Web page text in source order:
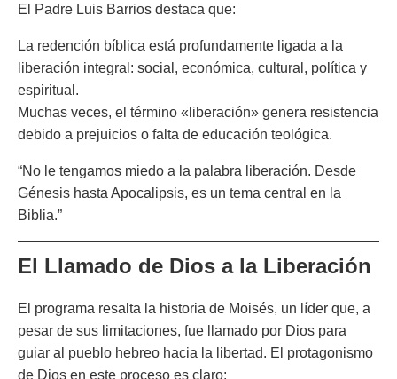
El Padre Luis Barrios destaca que:
La redención bíblica está profundamente ligada a la
liberación integral: social, económica, cultural, política y
espiritual.
Muchas veces, el término «liberación» genera resistencia
debido a prejuicios o falta de educación teológica.
“No le tengamos miedo a la palabra liberación. Desde
Génesis hasta Apocalipsis, es un tema central en la
Biblia.”
El Llamado de Dios a la Liberación
El programa resalta la historia de Moisés, un líder que, a
pesar de sus limitaciones, fue llamado por Dios para
guiar al pueblo hebreo hacia la libertad. El protagonismo
de Dios en este proceso es claro: